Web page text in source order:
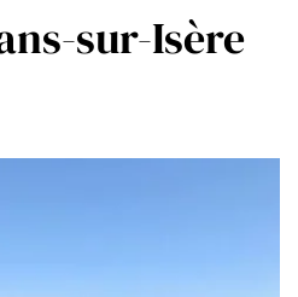
sur-Isère